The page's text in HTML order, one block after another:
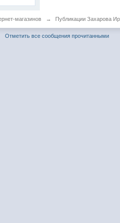
магазинов → Публикации Захарова
Отметить все сообщения прочитанными